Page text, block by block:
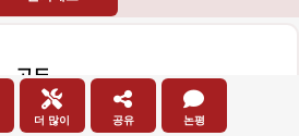
고도
고도
더 많이 공유 논평